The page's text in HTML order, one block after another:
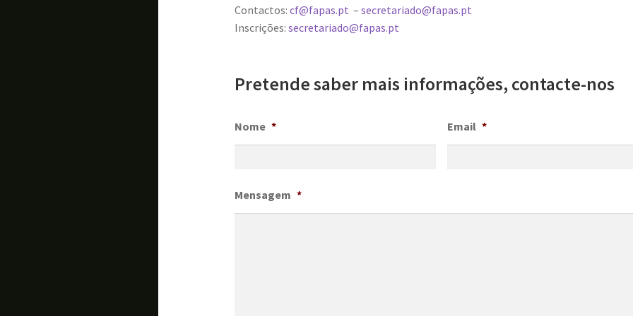
Contactos:cf@fapas.pt –secretariado@fapas.pt
Inscrições:secretariado@fapas.pt
Pretende saber mais informações, contacte-nos
Nome * Email *
Mensagem *